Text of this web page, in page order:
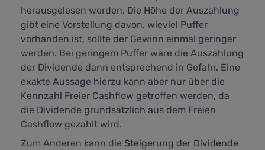
herausgelesen werden. Die Höhe der Auszahlung
gibt eine Vorstellung davon, wieviel Puffer
vorhanden ist, sollte der Gewinn einmal geringer
werden. Bei geringem Puffer wäre die Auszahlung
der Dividende dann entsprechend in Gefahr. Eine
exakte Aussage hierzu kann aber nur über die
Kennzahl Freier Cashflow getroffen werden, da
die Dividende grundsätzlich aus dem Freien
Cashflow gezahlt wird.
Zum Anderen kann die Steigerung der Dividende